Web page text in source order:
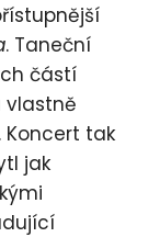
. Taneční
částí
vlastně
tak
jak